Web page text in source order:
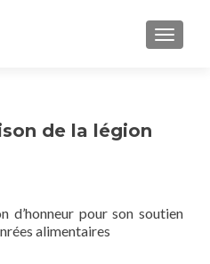
de la légion
d’honneur pour son soutien
alimentaires